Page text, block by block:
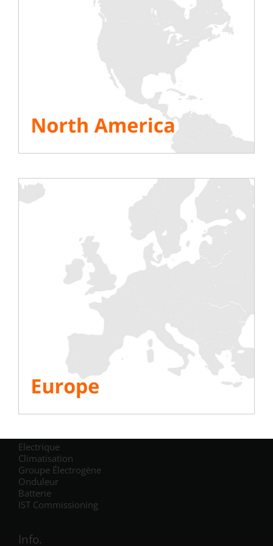
tester les différents équipements secondaires.
Si l’éolienne industrielle possède une puissance
banc de charge de 600kW
permettra de faire les tests. Il advient parfois que
des capacités soit nécessaire lorsque le cosinus phi
de l’équipement est entre -1 et 0.
en tant que membre du
réseau cluster
Windforfuturepropose à la location des bancs de
charge pour les projets d’installations de parc
éolien. Avec plusieurs expériences dans le secteur
les techniciens & ingénieurs de Rentaload seront
trouver la solution de test à votre besoin.
N’hésitez pas à nous contacter en cas de besoin :
VOIR TOUTES LES RESSOURCES
Share This Story, Choose Your Platform!
Electrique
Climatisation
Groupe Électrogène
Onduleur
Batterie
IST Commissioning
Info.